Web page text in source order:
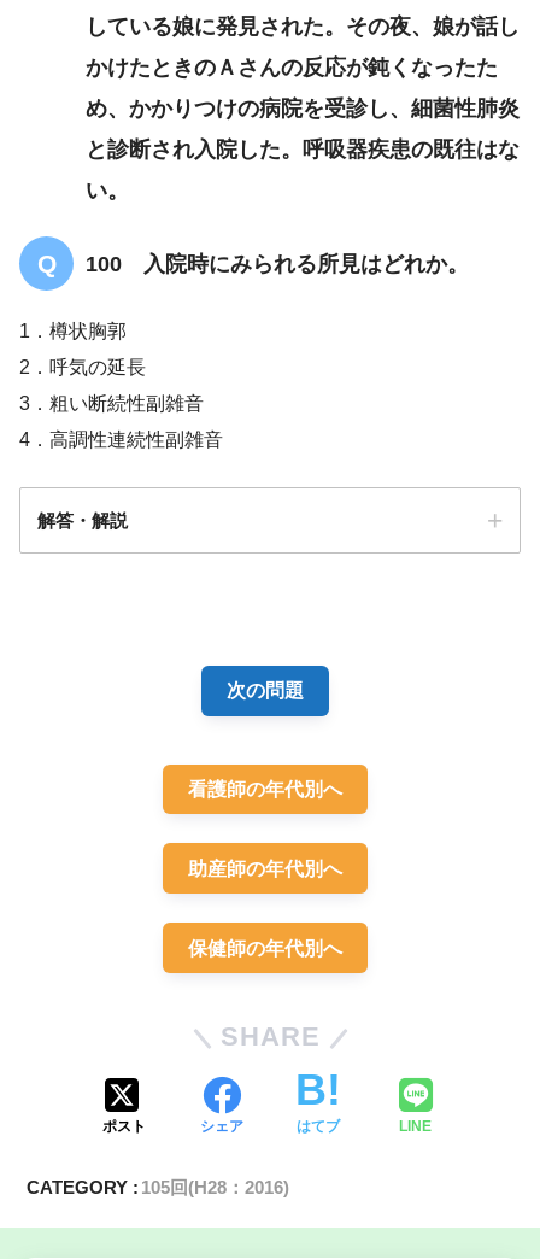
している娘に発見された。その夜、娘が話し
かけたときのＡさんの反応が鈍くなったた
め、かかりつけの病院を受診し、細菌性肺炎
と診断され入院した。呼吸器疾患の既往はな
い。
100 入院時にみられる所見はどれか。
1．樽状胸郭
2．呼気の延長
3．粗い断続性副雑音
4．高調性連続性副雑音
解答・解説
レビー小体型認知症
細菌性肺炎
次の問題
看護師の年代別へ
助産師の年代別へ
保健師の年代別へ
SHARE
ポスト シェア はてブ LINE
CATEGORY : 105回(H28：2016)